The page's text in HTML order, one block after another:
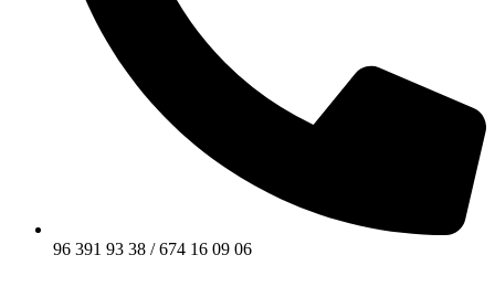
96 391 93 38 / 674 16 09 06